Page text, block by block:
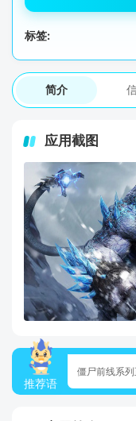
标签:
简介
应用截图
推荐语
僵尸前线系